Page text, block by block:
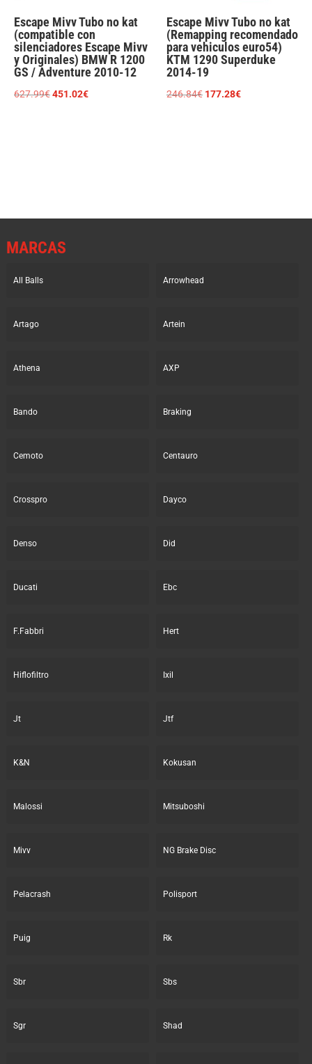
Escape Mivv Tubo no kat
(compatible con
silenciadores Escape Mivv
y Originales) BMW R 1200
GS / Adventure 2010-12
627.99€El
451.02€El
Escape Mivv Tubo no kat
(Remapping recomendado
para vehiculos euro54)
KTM 1290 Superduke
2014-19
246.84€ El
177.28€El
MARCAS
All Balls Arrowhead
Artago Artein
Athena AXP
Bando Braking
Cemoto Centauro
Crosspro Dayco
Denso Did
Ducati Ebc
F.Fabbri Hert
Hiflofiltro Ixil
Jt Jtf
K&N Kokusan
Malossi Mitsuboshi
Mivv NG Brake Disc
Pelacrash Polisport
Puig Rk
Sbr Sbs
Sgr Shad